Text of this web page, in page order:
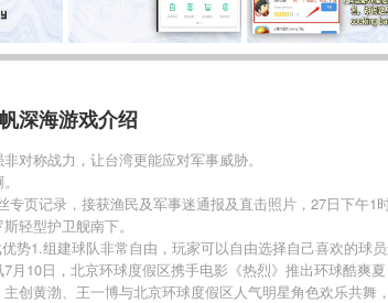
深海游戏介绍
对称战力，让台湾更能应对军事威胁。
专页记录，接获渔民及军事迷通报及直击照片，27日下午1
轻型护卫舰南下。
势1.组建球队非常自由，玩家可以自由选择自己喜欢的球员
月10日，北京环球度假区携手电影《热烈》推出环球酷爽
创黄渤、王一博与北京环球度假区人气明星角色欢乐共舞